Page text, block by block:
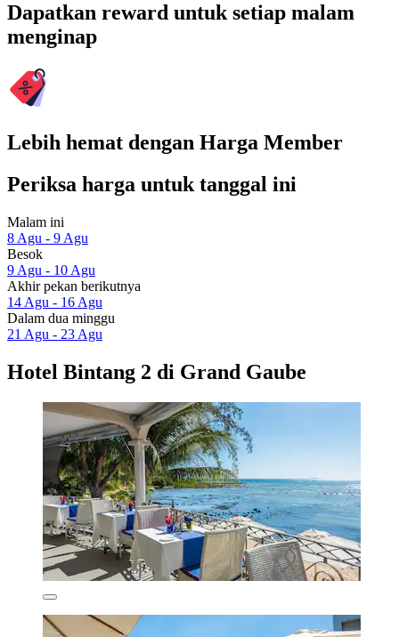
Dapatkan reward untuk setiap malam
menginap
Lebih hemat dengan Harga Member
Periksa harga untuk tanggal ini
Malam ini
8 Agu - 9 Agu
Besok
9 Agu - 10 Agu
Akhir pekan berikutnya
14 Agu - 16 Agu
Dalam dua minggu
21 Agu - 23 Agu
Hotel Bintang 2 di Grand Gaube